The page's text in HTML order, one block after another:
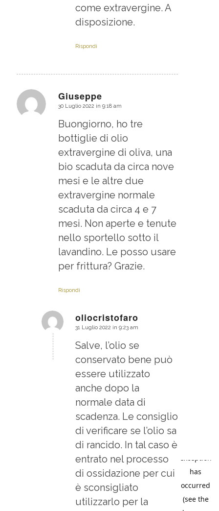
come extravergine. A
disposizione.
Rispondi
Giuseppe
dice:
30 Luglio 2022 in 9:18 am
Buongiorno, ho tre
bottiglie di olio
extravergine di oliva, una
bio scaduta da circa nove
mesi e le altre due
extravergine normale
scaduta da circa 4 e 7
mesi. Non aperte e tenute
nello sportello sotto il
lavandino. Le posso usare
per frittura? Grazie.
Rispondi
oliocristofaro
dice:
31 Luglio 2022 in 9:23 am
Salve, l’olio se
conservato bene può
essere utilizzato
anche dopo la
normale data di
scadenza. Le consiglio
di verificare se l’olio sa
di rancido. In tal caso è
entrato nel processo
di ossidazione per cui
è sconsigliato
utilizzarlo per la